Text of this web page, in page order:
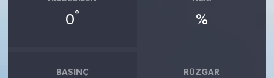
0° %
BASINÇ RÜZGAR